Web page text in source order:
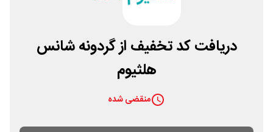
دریافت کد تخفیف از گردونه شانس
هلثیوم
منقضی شده